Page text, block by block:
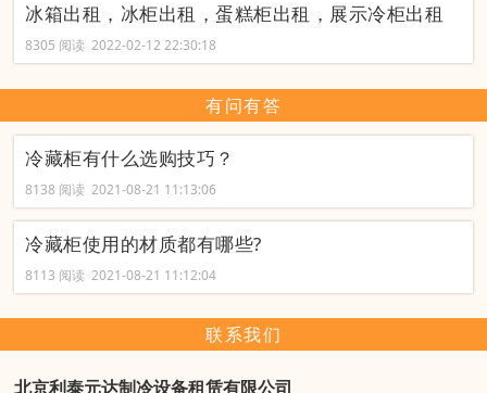
冰箱出租，冰柜出租，蛋糕柜出租，展示冷柜出租
8305 阅读 2022-02-12 22:30:18
有问有答
冷藏柜有什么选购技巧？
8138 阅读 2021-08-21 11:13:06
冷藏柜使用的材质都有哪些?
8113 阅读 2021-08-21 11:12:04
联系我们
北京利泰元达制冷设备租赁有限公司